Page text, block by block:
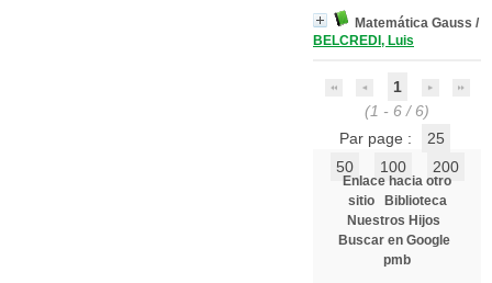
Matemática Gauss /
BELCREDI, Luis
1
(1 - 6 / 6)
Par page :
25
50
100 200
Enlace hacia otro
sitio
Biblioteca
Nuestros Hijos
Buscar en Google
pmb